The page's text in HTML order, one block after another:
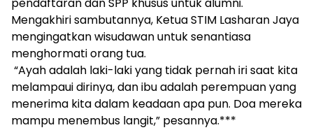
pendaftaran dan SPP khusus untuk alumni.
Mengakhiri sambutannya, Ketua STIM Lasharan Jaya
mengingatkan wisudawan untuk senantiasa
menghormati orang tua.
“Ayah adalah laki-laki yang tidak pernah iri saat kita
melampaui dirinya, dan ibu adalah perempuan yang
menerima kita dalam keadaan apa pun. Doa mereka
mampu menembus langit,” pesannya.***